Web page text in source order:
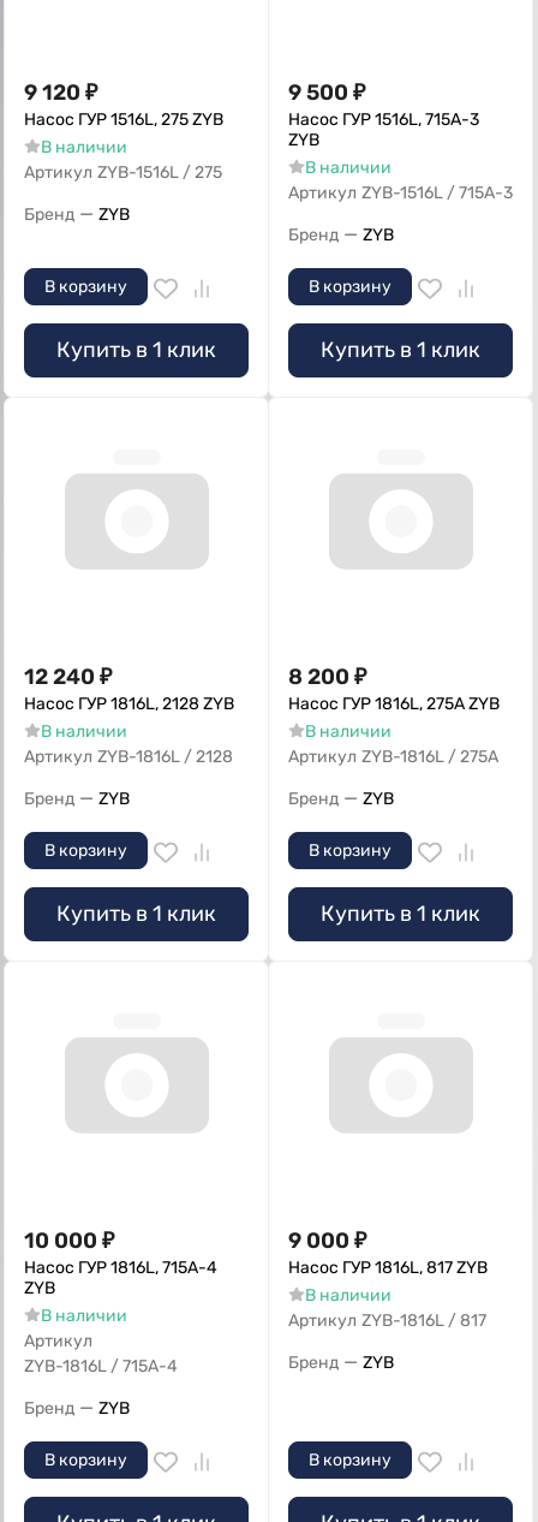
9 120 ₽
Насос ГУР 1516L, 275 ZYB
В наличии
Артикул ZYB-1516L / 275
Бренд — ZYB
В корзину
Купить в 1 клик
9 500 ₽
Насос ГУР 1516L, 715A-3
ZYB
В наличии
Артикул ZYB-1516L / 715A-3
Бренд — ZYB
В корзину
Купить в 1 клик
12 240 ₽
Насос ГУР 1816L, 2128 ZYB
В наличии
Артикул ZYB-1816L / 2128
Бренд — ZYB
В корзину
Купить в 1 клик
8 200 ₽
Насос ГУР 1816L, 275А ZYB
В наличии
Артикул ZYB-1816L / 275А
Бренд — ZYB
В корзину
Купить в 1 клик
10 000 ₽
Насос ГУР 1816L, 715A-4
ZYB
В наличии
Артикул
ZYB-1816L / 715A-4
Бренд — ZYB
В корзину
9 000 ₽
Насос ГУР 1816L, 817 ZYB
В наличии
Артикул ZYB-1816L / 817
Бренд — ZYB
В корзину